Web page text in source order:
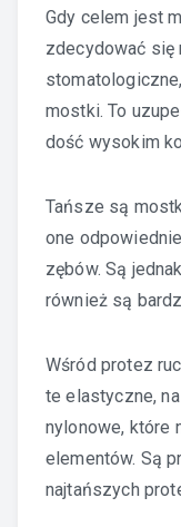
Gdy celem jest
zdecydować
mostki. To
dość wysokim
Tańsze są
one
zębów. Są
również są
Wśród protez
te elastyczne,
nylonowe, które
elementów. Są
najtańszych